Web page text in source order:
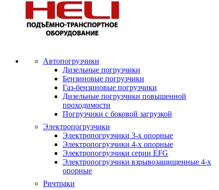
Автопогрузчики
Дизельные погрузчики
Бензиновые погрузчики
Газ-бензиновые погрузчики
Дизельные погрузчики повышенной
проходимости
Погрузчики с боковой загрузкой
Электропогрузчики
Электропогрузчики 3-х опорные
Электропогрузчики 4-х опорные
Электропогрузчики серии EFG
Электропогрузчики взрывозащищенные 4-х
опорные
Ричтраки